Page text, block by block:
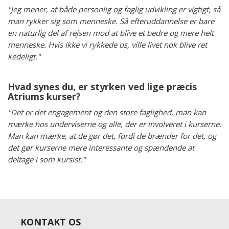
"Jeg mener, at både personlig og faglig udvikling er vigtigt, så
man rykker sig som menneske. Så efteruddannelse er bare
en naturlig del af rejsen mod at blive et bedre og mere helt
menneske. Hvis ikke vi rykkede os, ville livet nok blive ret
kedeligt."
Hvad synes du, er styrken ved lige præcis
Atriums kurser?
"Det er det engagement og den store faglighed, man kan
mærke hos underviserne og alle, der er involveret i kurserne.
Man kan mærke, at de gør det, fordi de brænder for det, og
det gør kurserne mere interessante og spændende at
deltage i som kursist."
KONTAKT OS